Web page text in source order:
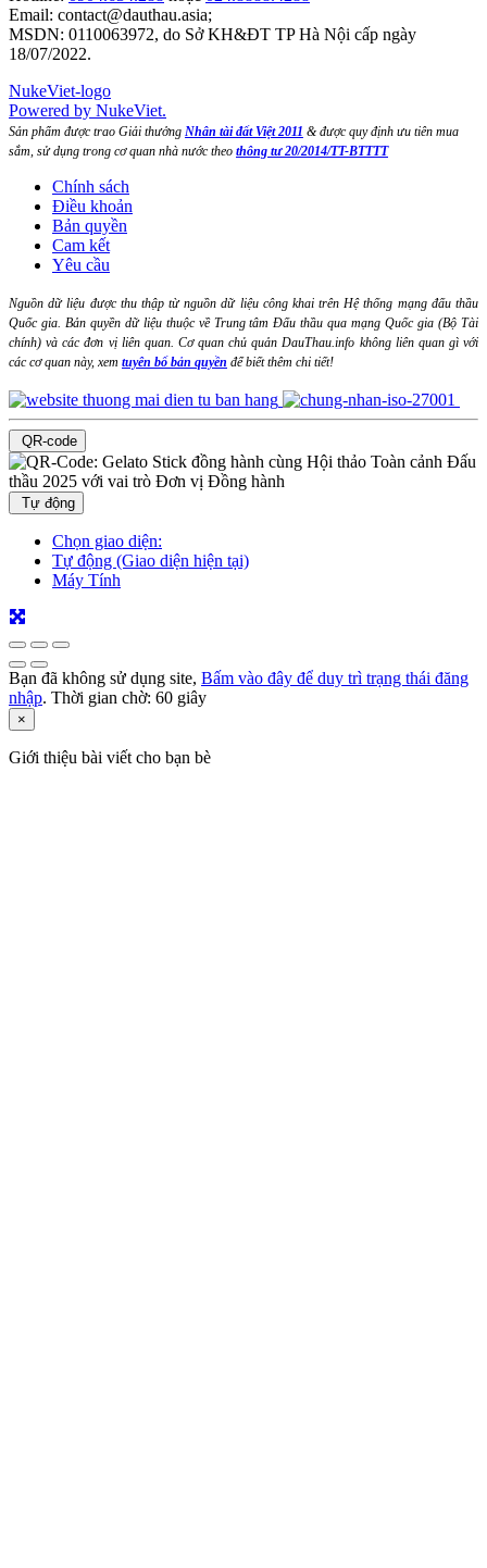
Email: contact@dauthau.asia;
MSDN: 0110063972, do Sở KH&ĐT TP Hà Nội cấp ngày
18/07/2022.
NukeViet-logo
Powered by NukeViet.
Sản phẩm được trao Giải thưởng Nhân tài đất Việt 2011 & được quy định ưu tiên mua
sắm, sử dụng trong cơ quan nhà nước theo thông tư 20/2014/TT-BTTTT
Chính sách
Điều khoản
Bản quyền
Cam kết
Yêu cầu
Nguồn dữ liệu được thu thập từ nguồn dữ liệu công khai trên Hệ thống mạng đấu thầu
Quốc gia. Bản quyền dữ liệu thuộc về Trung tâm Đấu thầu qua mạng Quốc gia (Bộ Tài
chính) và các đơn vị liên quan. Cơ quan chủ quản DauThau.info không liên quan gì với
các cơ quan này, xem tuyên bố bản quyền để biết thêm chi tiết!
QR-code
Tự động
Chọn giao diện:
Tự động (Giao diện hiện tại)
Máy Tính
Bạn đã không sử dụng site, Bấm vào đây để duy trì trạng thái đăng
nhập. Thời gian chờ: 60 giây
×
Giới thiệu bài viết cho bạn bè